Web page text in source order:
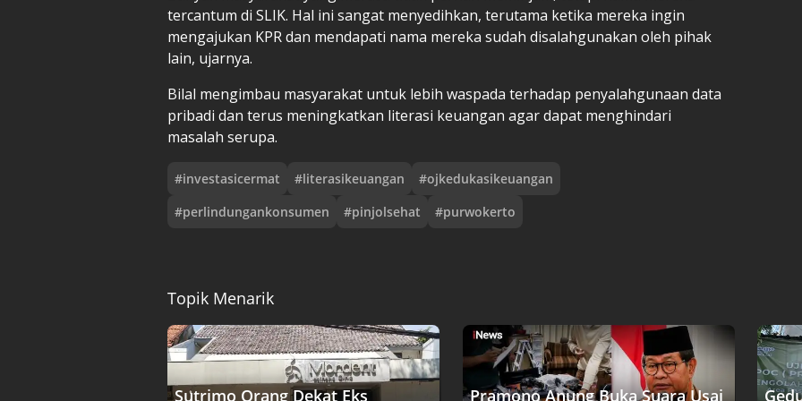
tercantum di SLIK. Hal ini sangat menyedihkan, terutama ketika mereka ingin
mengajukan KPR dan mendapati nama mereka sudah disalahgunakan oleh pihak
lain, ujarnya.
Bilal mengimbau masyarakat untuk lebih waspada terhadap penyalahgunaan data
pribadi dan terus meningkatkan literasi keuangan agar dapat menghindari
masalah serupa.
#investasicermat #literasikeuangan #ojkedukasikeuangan
#perlindungankonsumen #pinjolsehat #purwokerto
Topik Menarik
Sutrimo Orang Dekat Eks Pramono Anung Buka Suara Usai